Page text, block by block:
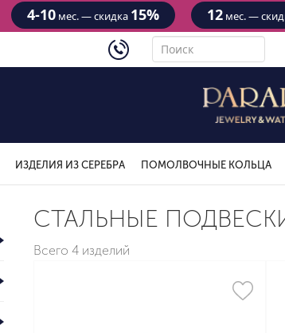
4-10мес. — скидка 15% 12мес. —
4434
ИЗДЕЛИЯ ИЗ СЕРЕБРА ПОМОЛВОЧНЫЕ КОЛЬЦА
СТАЛЬНЫЕ
Всего 4 изделий